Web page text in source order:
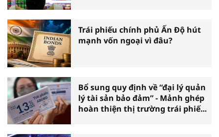
Trái phiếu chính phủ Ấn Độ hút
mạnh vốn ngoại vì đâu?
Bổ sung quy định về “đại lý quản
lý tài sản bảo đảm” - Mảnh ghép
hoàn thiện thị trường trái phiếu